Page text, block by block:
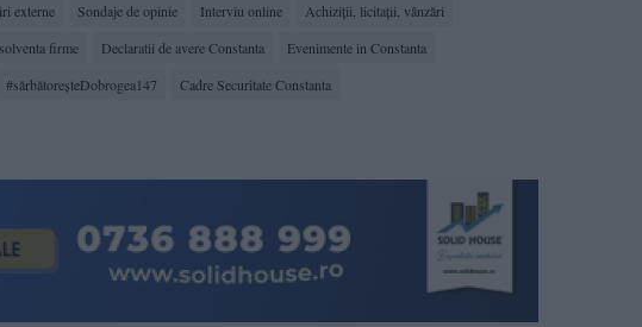
externe Sondaje de opinie Interviu online
Achiziții, licitații, vânzări
firme Declaratii de avere Constanta
Evenimente in Constanta
#sărbătoreşteDobrogea147 Cadre Securitate Constanta